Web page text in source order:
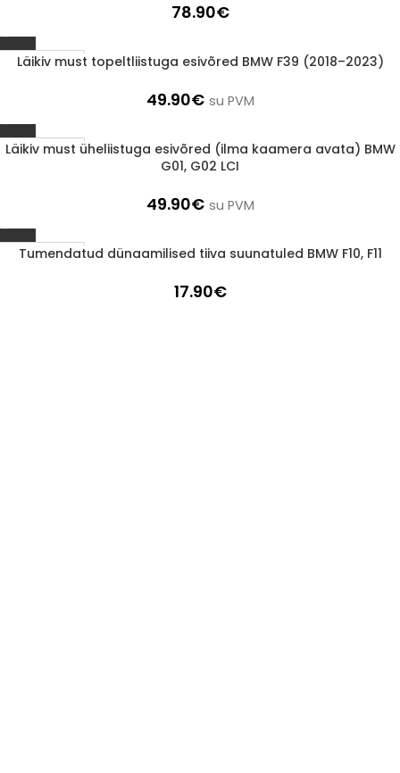
78.90€
1-3 D.D.
Läikiv must topeltliistuga esivõred BMW F39 (2018–2023)
49.90€ su PVM
1-3 D.D.
Läikiv must üheliistuga esivõred (ilma kaamera avata) BMW
G01, G02 LCI
49.90€ su PVM
1-3 D.D.
Tumendatud dünaamilised tiiva suunatuled BMW F10, F11
17.90€